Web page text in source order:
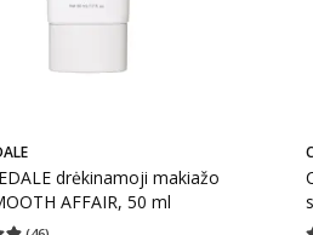
drėkinamoji makiažo
AFFAIR, 50 ml